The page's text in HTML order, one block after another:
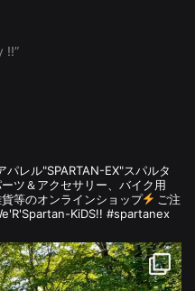
!!”
パレル"SPARTAN-EX"スパルタ
ツ＆アクセサリー、バイク用
等のオンラインショップ
ご注
KiDS!! #spartanex